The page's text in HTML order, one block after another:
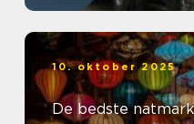
10. oktober 2025
De bedste